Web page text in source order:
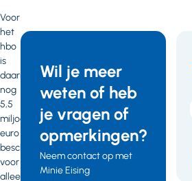
Voor
het
hbo
is
daarnaast
nog
5,5
miljoen
euro
beschikbaar
voor
alleen
Kamerbrief
Leren en
professionals
09 maart 2021
Wil je meer
weten of heb
je vragen of
opmerkingen?
Neem contact op met
Minie Eising